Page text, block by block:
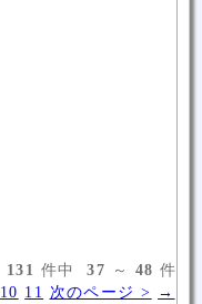
131 件中37 ～ 48 件
10 11 次のページ > →